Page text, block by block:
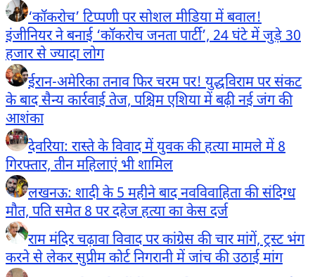
‘कॉकरोच’ टिप्पणी पर सोशल मीडिया में बवाल!
इंजीनियर ने बनाई ‘कॉकरोच जनता पार्टी’, 24 घंटे में जुड़े 30
हजार से ज्यादा लोग
ईरान-अमेरिका तनाव फिर चरम पर! युद्धविराम पर संकट
के बाद सैन्य कार्रवाई तेज, पश्चिम एशिया में बढ़ी नई जंग की
आशंका
देवरिया: रास्ते के विवाद में युवक की हत्या मामले में 8
गिरफ्तार, तीन महिलाएं भी शामिल
लखनऊ: शादी के 5 महीने बाद नवविवाहिता की संदिग्ध
मौत, पति समेत 8 पर दहेज हत्या का केस दर्ज
राम मंदिर चढ़ावा विवाद पर कांग्रेस की चार मांगें, ट्रस्ट भंग
करने से लेकर सुप्रीम कोर्ट निगरानी में जांच की उठाई मांग